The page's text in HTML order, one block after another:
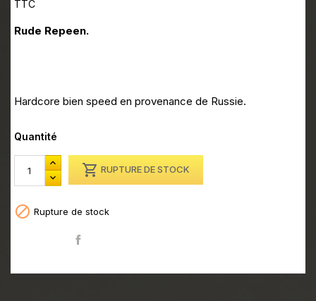
TTC
Rude Repeen.
Hardcore bien speed en provenance de Russie.
Quantité
 RUPTURE DE STOCK
 Rupture de stock